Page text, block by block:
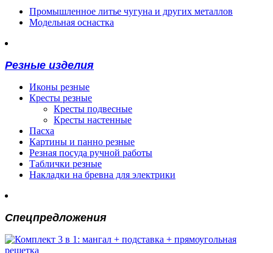
Промышленное литье чугуна и других металлов
Модельная оснастка
Резные изделия
Иконы резные
Кресты резные
Кресты подвесные
Кресты настенные
Пасха
Картины и панно резные
Резная посуда ручной работы
Таблички резные
Накладки на бревна для электрики
Спецпредложения